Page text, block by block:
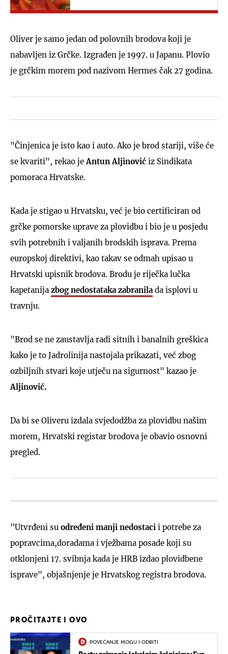
Oliver je samo jedan od polovnih brodova koji je
nabavljen iz Grčke. Izgrađen je 1997. u Japanu. Plovio
je grčkim morem pod nazivom Hermes čak 27 godina.
"Činjenica je isto kao i auto. Ako je brod stariji, više će
se kvariti", rekao je Antun Aljinović iz Sindikata
pomoraca Hrvatske.
Kada je stigao u Hrvatsku, već je bio certificiran od
grčke pomorske uprave za plovidbu i bio je u posjedu
svih potrebnih i valjanih brodskih isprava. Prema
europskoj direktivi, kao takav se odmah upisao u
Hrvatski upisnik brodova. Brodu je riječka lučka
kapetanija zbog nedostataka zabranila da isplovi u
travnju.
"Brod se ne zaustavlja radi sitnih i banalnih greškica
kako je to Jadrolinija nastojala prikazati, već zbog
ozbiljnih stvari koje utječu na sigurnost" kazao je
Aljinović.
Da bi se Oliveru izdala svjedodžba za plovidbu našim
morem, Hrvatski registar brodova je obavio osnovni
pregled.
"Utvrđeni su određeni manji nedostaci i potrebe za
popravcima,doradama i vježbama posade koji su
otklonjeni 17. svibnja kada je HRB izdao plovidbene
isprave", objašnjenje je Hrvatskog registra brodova.
PROČITAJTE I OVO
POVEĆANJE MOGU I ODBITI